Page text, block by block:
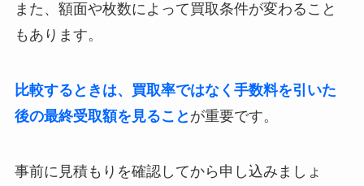
また、額面や枚数によって買取条件が変わること
もあります。
比較するときは、買取率ではなく手数料を引いた
後の最終受取額を見ること が重要です。
事前に見積もりを確認してから申し込みましょ